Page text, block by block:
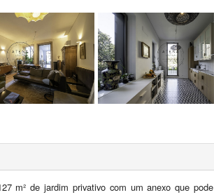
m² de jardim privativo com um anexo que pode